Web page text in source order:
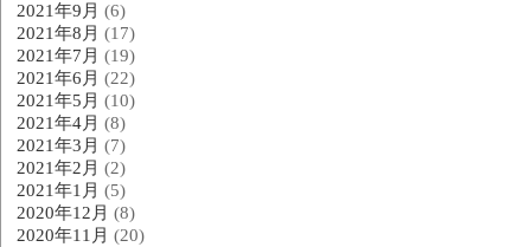
2021年9月 (6)
2021年8月 (17)
2021年7月 (19)
2021年6月 (22)
2021年5月 (10)
2021年4月 (8)
2021年3月 (7)
2021年2月 (2)
2021年1月 (5)
2020年12月 (8)
2020年11月 (20)